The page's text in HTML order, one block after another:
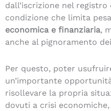
dall’iscrizione nel
condizione che limita
economica e finanziaria,
anche al pignoramento
Per questo, poter
un’importante
risollevare la propria
dovuti a crisi